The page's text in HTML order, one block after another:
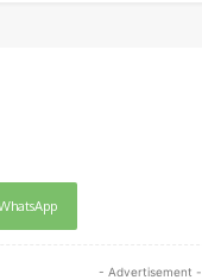
- Advertisement -